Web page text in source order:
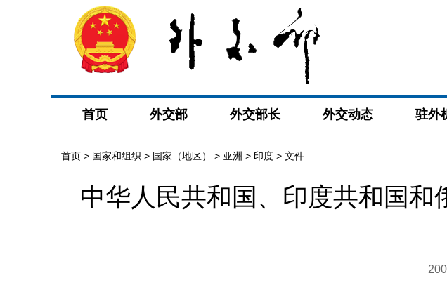
首页 外交部 外交部长 外交动态 驻外
首页 > 国家和组织 > 国家（地区） > 亚洲 > 印度 > 文件
中华人民共和国、印度共和国